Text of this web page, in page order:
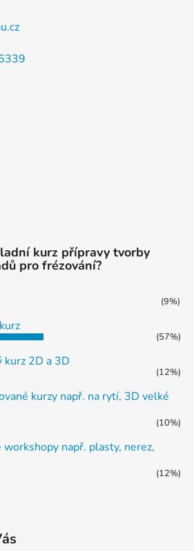
kurz přípravy tvorby
pro frézování?
(9%)
(57%)
kurz 2D a 3D
(12%)
kurzy např. na rytí, 3D velké
(10%)
např. plasty, nerez,
(12%)